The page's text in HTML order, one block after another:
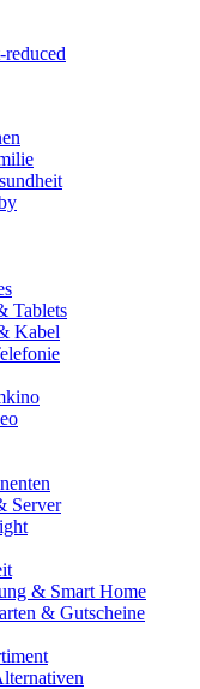
Tablets
Kabel
Server
& Smart Home
& Gutscheine